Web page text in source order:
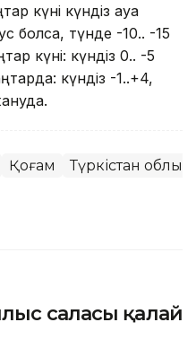
күні күндіз ауа
болса, түнде -10.. -15
күні: күндіз 0.. -5
күндіз -1..+4,
Қоғам Түркістан
саласы қалай